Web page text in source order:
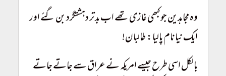
وہ مجاہدین جو کبھی غازی تھے اب بدتر دہشتگرد بن گئے اور
ایک نیا نام پالیا: طالبان!
بالکل اسی طرح جیسے امریکہ نے عراق سے جاتے جاتے